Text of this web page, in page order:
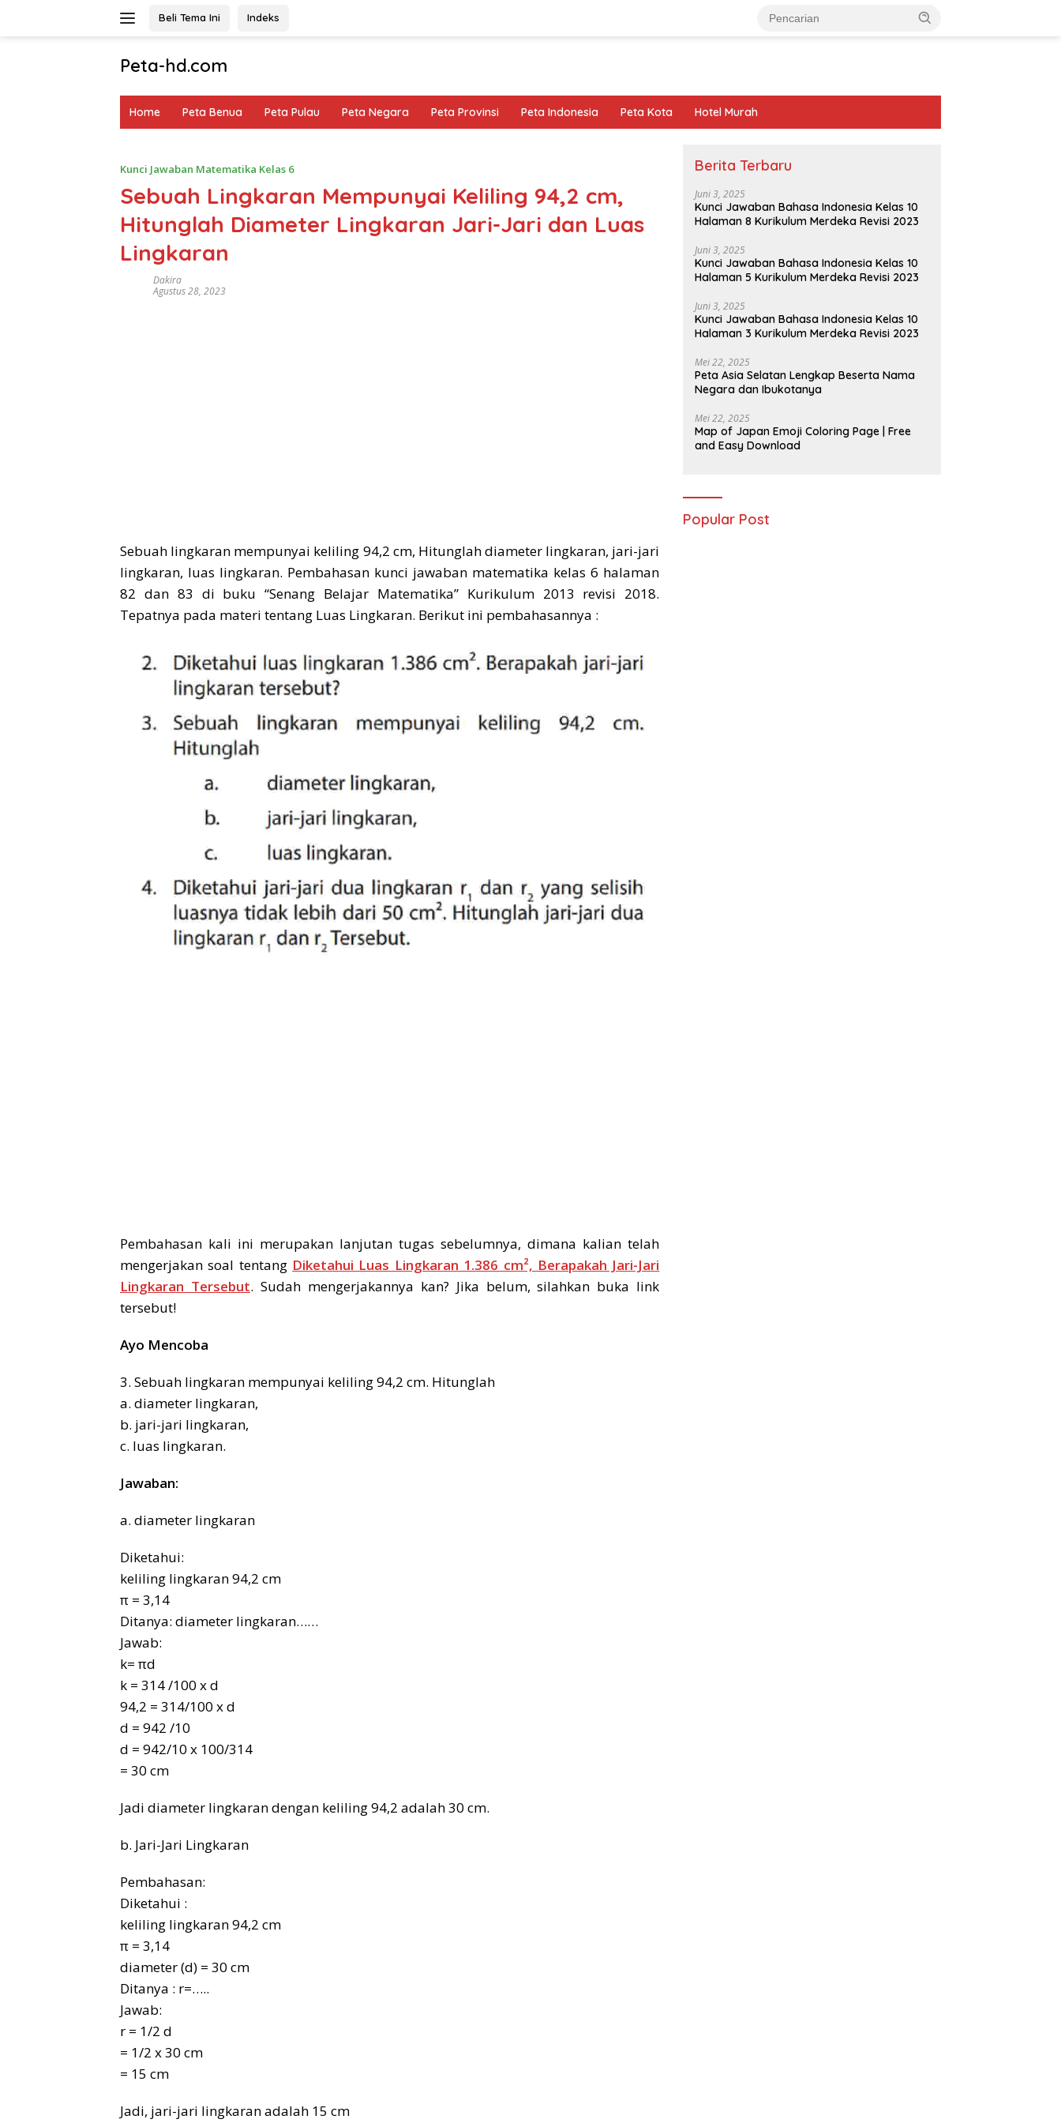
Beli Tema Ini Indeks
Peta-hd.com
Gambar
Home Peta Benua Peta Pulau Peta Negara Peta Provinsi Peta Indonesia Peta Kota Hotel Murah
Kunci Jawaban Matematika Kelas 6
Sebuah Lingkaran Mempunyai Keliling 94,2 cm,
Hitunglah Diameter Lingkaran Jari-Jari dan Luas
Lingkaran
Dakira
Agustus 28, 2023
Sebuah lingkaran mempunyai keliling 94,2 cm, Hitunglah diameter lingkaran, jari-jari
lingkaran, luas lingkaran. Pembahasan kunci jawaban matematika kelas 6 halaman
82 dan 83 di buku “Senang Belajar Matematika” Kurikulum 2013 revisi 2018.
Tepatnya pada materi tentang Luas Lingkaran. Berikut ini pembahasannya :
Pembahasan kali ini merupakan lanjutan tugas sebelumnya, dimana kalian telah
mengerjakan soal tentang Diketahui Luas Lingkaran 1.386 cm², Berapakah Jari-Jari
Lingkaran Tersebut. Sudah mengerjakannya kan? Jika belum, silahkan buka link
tersebut!
Ayo Mencoba
3. Sebuah lingkaran mempunyai keliling 94,2 cm. Hitunglah
a. diameter lingkaran,
b. jari-jari lingkaran,
c. luas lingkaran.
Jawaban:
a. diameter lingkaran
Diketahui:
keliling lingkaran 94,2 cm
π = 3,14
Ditanya: diameter lingkaran……
Jawab:
k= πd
k = 314 /100 x d
94,2 = 314/100 x d
d = 942 /10
d = 942/10 x 100/314
= 30 cm
Jadi diameter lingkaran dengan keliling 94,2 adalah 30 cm.
b. Jari-Jari Lingkaran
Pembahasan:
Diketahui :
keliling lingkaran 94,2 cm
π = 3,14
diameter (d) = 30 cm
Ditanya : r=…..
Jawab:
r = 1/2 d
= 1/2 x 30 cm
= 15 cm
Jadi, jari-jari lingkaran adalah 15 cm
Berita Terbaru
Juni 3, 2025
Kunci Jawaban Bahasa Indonesia Kelas 10
Halaman 8 Kurikulum Merdeka Revisi 2023
Juni 3, 2025
Kunci Jawaban Bahasa Indonesia Kelas 10
Halaman 5 Kurikulum Merdeka Revisi 2023
Juni 3, 2025
Kunci Jawaban Bahasa Indonesia Kelas 10
Halaman 3 Kurikulum Merdeka Revisi 2023
Mei 22, 2025
Peta Asia Selatan Lengkap Beserta Nama
Negara dan Ibukotanya
Mei 22, 2025
Map of Japan Emoji Coloring Page | Free
and Easy Download
Popular Post